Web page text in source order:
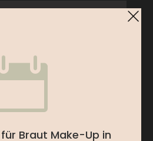
Braut Make-Up in